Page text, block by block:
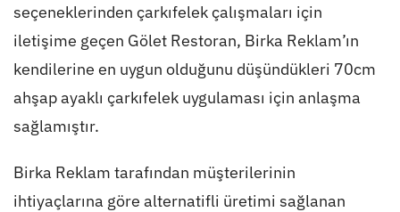
seçeneklerinden çarkıfelek çalışmaları için
iletişime geçen Gölet Restoran, Birka Reklam’ın
kendilerine en uygun olduğunu düşündükleri 70cm
ahşap ayaklı çarkıfelek uygulaması için anlaşma
sağlamıştır.
Birka Reklam tarafından müşterilerinin
ihtiyaçlarına göre alternatifli üretimi sağlanan